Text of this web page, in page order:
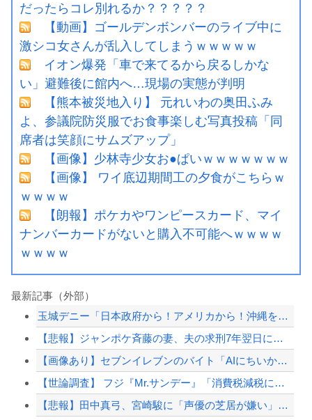
だったらコレ別れるか？？？？？
【動画】ゴールデンボンバーのライブ中に
激シコ女さんが乱入してしまうｗｗｗｗｗ
イオン爆発「車で来てるから戻るしかな
い」避難後に館内へ…現場の実態が判明
【熊本被災地入り】 元れいわの奥田ふみ
よ、参議院防災服でお食事楽しむ写真投稿「同
席者は笑顔にサムズアップ」
【画像】少林寺少女お●ぱいｗｗｗｗｗｗｗ
【画像】 ワイ底辺期間工の夕食がこちらｗ
ｗｗｗｗ
【朗報】ポケカやワンピースカード、マイ
ナンバーカードがないと購入不可能へｗｗｗｗ
ｗｗｗｗ
最新記事（外部）
玉城デニー「日本政府から！アメリカから！沖縄を取り戻す！」
【悲報】ジャンポケ斉藤の妻、夫の求刑7年翌日にウキウキでInstagram更新
【画像あり】セブンイレブンのバイト「AIにちいかわの画像を食わせてっと………でき...
【世論調査】 フジ『Mr.サンデー』「消費税減税に反対が58％で賛成を上回る！」...
【悲報】田中真弓、宮崎駿に「声優の芝居が嫌い」と言われていた